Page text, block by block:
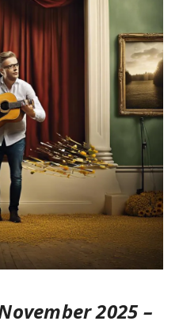
2025 –